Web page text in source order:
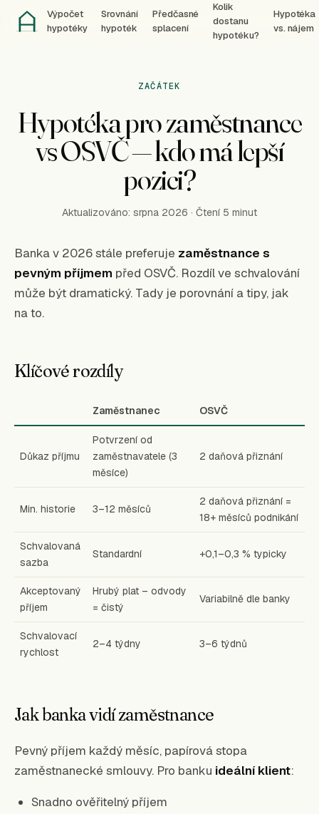
Výpočet
hypotéky
Srovnání
hypoték
Předčasné
splacení
Kolik
dostanu
hypotéku?
Hypotéka
vs. nájem
ZAČÁTEK
Hypotéka pro zaměstnance
vs OSVČ — kdo má lepší
pozici?
Aktualizováno: srpna 2026 · Čtení 5 minut
Banka v 2026 stále preferuje zaměstnance s
pevným příjmem před OSVČ. Rozdíl ve schvalování
může být dramatický. Tady je porovnání a tipy, jak
na to.
Klíčové rozdíly
Zaměstnanec OSVČ
Důkaz příjmu
Potvrzení od
zaměstnavatele (3
měsíce)
2 daňová přiznání
Min. historie 3–12 měsíců
2 daňová přiznání =
18+ měsíců podnikání
Schvalovaná
sazba
Standardní +0,1–0,3 % typicky
Akceptovaný
příjem
Hrubý plat – odvody
= čistý
Variabilně dle banky
Schvalovací
rychlost
2–4 týdny 3–6 týdnů
Jak banka vidí zaměstnance
Pevný příjem každý měsíc, papírová stopa
zaměstnanecké smlouvy. Pro banku ideální klient:
Snadno ověřitelný příjem